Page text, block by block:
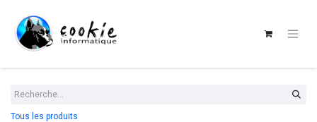
Tous les produits